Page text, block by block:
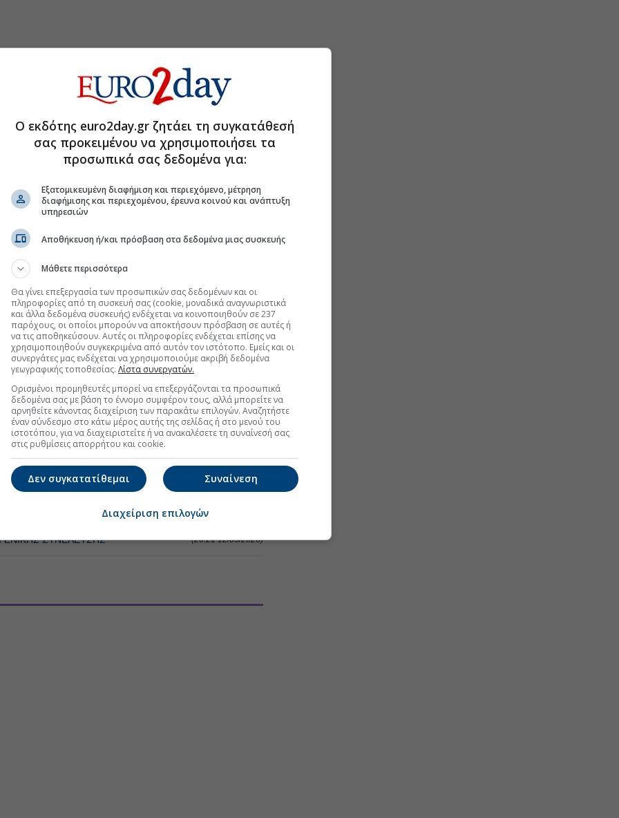
Περισσότερα για τη Μετοχή
κατά της απόφασης που δικαιώνει τον ΟΛΘ
(16:18 31/07/2026)
του Βόλου (16:02 31/07/2026)
τιμή στο ταμπλό (07:31 20/07/2026)
Περισσότερα για τη Μετοχή
για τον Λιμένα Βόλου (16:06 31/07/2026)
για τον Λιμένα Βόλου (16:38 26/06/2026)
ΣΥΝΕΛΕΥΣΗΣ (20:21 12/05/2026)
Ο εκδότης euro2day.gr ζητάει τη συγκατάθεσή
σας προκειμένου να χρησιμοποιήσει τα
προσωπικά σας δεδομένα για:
Εξατομικευμένη διαφήμιση και περιεχόμενο, μέτρηση
διαφήμισης και περιεχομένου, έρευνα κοινού και ανάπτυξη
υπηρεσιών
Αποθήκευση ή/και πρόσβαση στα δεδομένα μιας συσκευής
Μάθετε περισσότερα
Θα γίνει επεξεργασία των προσωπικών σας δεδομένων και οι
πληροφορίες από τη συσκευή σας (cookie, μοναδικά αναγνωριστικά
και άλλα δεδομένα συσκευής) ενδέχεται να κοινοποιηθούν σε 237
παρόχους, οι οποίοι μπορούν να αποκτήσουν πρόσβαση σε αυτές ή
να τις αποθηκεύσουν. Αυτές οι πληροφορίες ενδέχεται επίσης να
χρησιμοποιηθούν συγκεκριμένα από αυτόν τον ιστότοπο. Εμείς και οι
συνεργάτες μας ενδέχεται να χρησιμοποιούμε ακριβή δεδομένα
γεωγραφικής τοποθεσίας. Λίστα συνεργατών.
Ορισμένοι προμηθευτές μπορεί να επεξεργάζονται τα προσωπικά
δεδομένα σας με βάση το έννομο συμφέρον τους, αλλά μπορείτε να
αρνηθείτε κάνοντας διαχείριση των παρακάτω επιλογών. Αναζητήστε
έναν σύνδεσμο στο κάτω μέρος αυτής της σελίδας ή στο μενού του
ιστοτόπου, για να διαχειριστείτε ή να ανακαλέσετε τη συναίνεσή σας
στις ρυθμίσεις απορρήτου και cookie.
Συναίνεση
Δεν συγκατατίθεμαι
Διαχείριση επιλογών